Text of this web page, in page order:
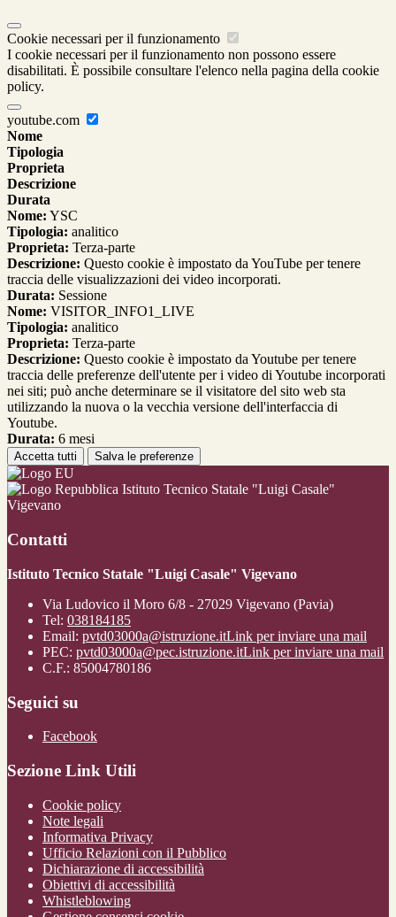
Cookie necessari per il funzionamento
I cookie necessari per il funzionamento non possono essere
disabilitati. È possibile consultare l'elenco nella pagina della cookie
policy.
youtube.com
Nome
Tipologia
Proprieta
Descrizione
Durata
Nome: YSC
Tipologia: analitico
Proprieta: Terza-parte
Descrizione: Questo cookie è impostato da YouTube per tenere
traccia delle visualizzazioni dei video incorporati.
Durata: Sessione
Nome: VISITOR_INFO1_LIVE
Tipologia: analitico
Proprieta: Terza-parte
Descrizione: Questo cookie è impostato da Youtube per tenere
traccia delle preferenze dell'utente per i video di Youtube incorporati
nei siti; può anche determinare se il visitatore del sito web sta
utilizzando la nuova o la vecchia versione dell'interfaccia di
Youtube.
Durata: 6 mesi
Accetta tutti Salva le preferenze
Istituto Tecnico Statale "Luigi Casale"
Vigevano
Contatti
Istituto Tecnico Statale "Luigi Casale" Vigevano
Via Ludovico il Moro 6/8 - 27029 Vigevano (Pavia)
Tel: 038184185
Email: pvtd03000a@istruzione.itLink per inviare una mail
PEC: pvtd03000a@pec.istruzione.itLink per inviare una mail
C.F.: 85004780186
Seguici su
Facebook
Sezione Link Utili
Cookie policy
Note legali
Informativa Privacy
Ufficio Relazioni con il Pubblico
Dichiarazione di accessibilità
Obiettivi di accessibilità
Whistleblowing